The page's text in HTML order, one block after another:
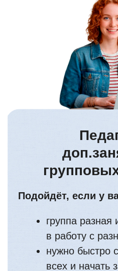
внимание, начинаем без шума
идём по теме (русский
математика / чтение)
дети работают собраннее,
Основная часть
2
1–1,5 минуты
возвращаем фокус, снимаем
снова собираем класс
3